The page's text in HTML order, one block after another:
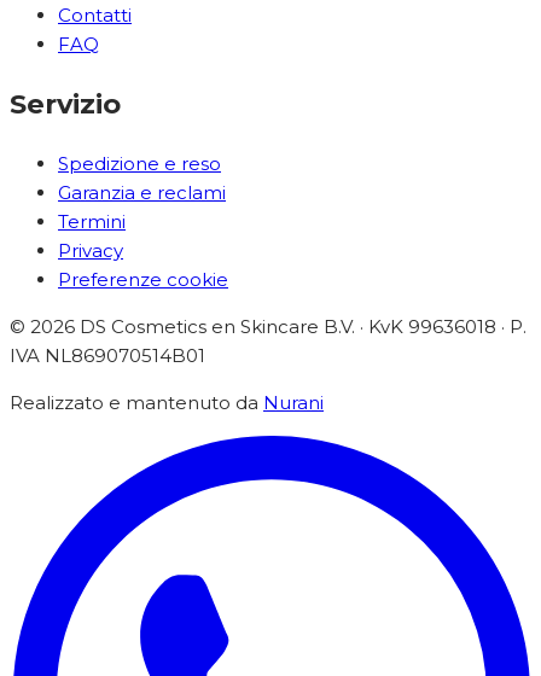
Contatti
FAQ
Servizio
Spedizione e reso
Garanzia e reclami
Termini
Privacy
Preferenze cookie
© 2026 DS Cosmetics en Skincare B.V. · KvK 99636018 · P.
IVA NL869070514B01
Realizzato e mantenuto da Nurani